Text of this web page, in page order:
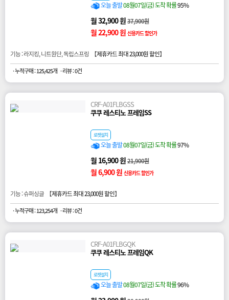
오늘 출발08월07일(금) 도착 확률95%
월 32,900 원37,900원
월 22,900 원 신용카드 할인가
기능 : 라지킹, 니트원단, 독립스프링 【제휴카드 최대 23,000원 할인】
· 누적구매 : 125,425개 · 리뷰 : 0건
CRF-A01FLBGSS
쿠쿠 레스티노 프레임SS
로켓설치
오늘 출발08월07일(금) 도착 확률97%
월 16,900 원21,900원
월 6,900 원 신용카드 할인가
기능 : 슈퍼싱글 【제휴카드 최대 23,000원 할인】
· 누적구매 : 123,254개 · 리뷰 : 0건
CRF-A01FLBGQK
쿠쿠 레스티노 프레임QK
로켓설치
오늘 출발08월07일(금) 도착 확률96%